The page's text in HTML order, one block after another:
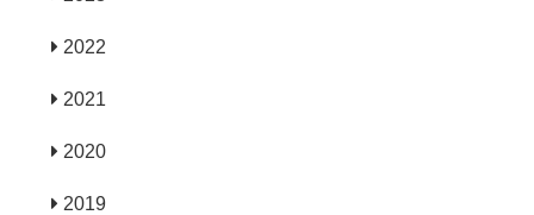
2022
2021
2020
2019